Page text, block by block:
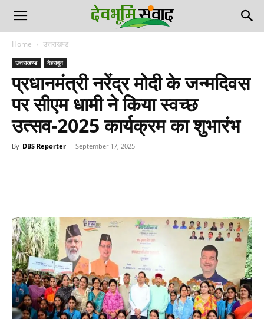
Home उत्तराखण्ड
उत्तराखण्ड देहरादून
प्रधानमंत्री नरेंद्र मोदी के जन्मदिवस
पर सीएम धामी ने किया स्वच्छ
उत्सव-2025 कार्यक्रम का शुभारंभ
By DBS Reporter - September 17, 2025